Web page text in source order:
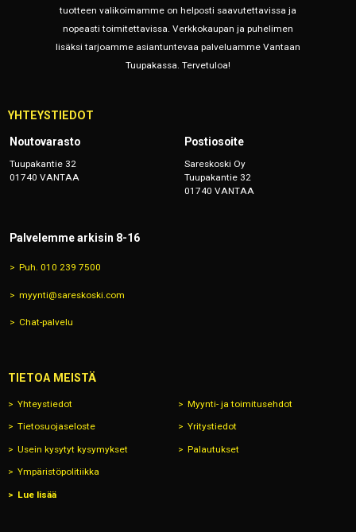
tuotteen valikoimamme on helposti saavutettavissa ja
nopeasti toimitettavissa. Verkkokaupan ja puhelimen
lisäksi tarjoamme asiantuntevaa palveluamme Vantaan
Tuupakassa. Tervetuloa!
YHTEYSTIEDOT
Noutovarasto
Tuupakantie 32
01740 VANTAA
Postiosoite
Sareskoski Oy
Tuupakantie 32
01740 VANTAA
Palvelemme arkisin 8-16
Puh. 010 239 7500
myynti@sareskoski.com
Chat-palvelu
TIETOA MEISTÄ
Yhteystiedot Myynti- ja toimitusehdot
Tietosuojaseloste Yritystiedot
Usein kysytyt kysymykset Palautukset
Ympäristöpolitiikka
Lue lisää